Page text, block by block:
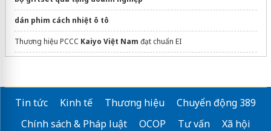
dán phim cách nhiệt ô tô
Thương hiệu PCCC Kaiyo Việt Nam đạt chuẩn EI
Tin tức Kinh tế Thương hiệu
Chuyển động 389
Chính sách & Pháp luật
OCOP Tư vấn
Xã hội